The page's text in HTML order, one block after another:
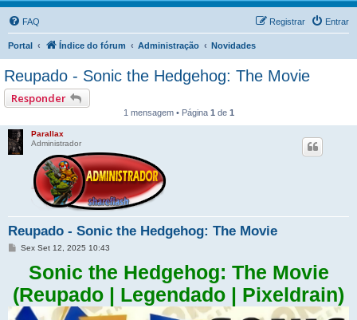
FAQ Entrar
Registrar
Portal Índice do fórum Administração Novidades
Reupado - Sonic the Hedgehog: The Movie
Responder
1 mensagem • Página 1 de 1
Parallax
Administrador
Reupado - Sonic the Hedgehog: The Movie
M
g
e
m
Sex Set 12, 2025 10:43
Sonic the Hedgehog: The Movie
(Reupado | Legendado | Pixeldrain)